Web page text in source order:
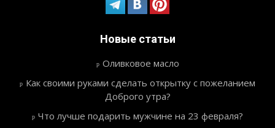
Новые статьи
Оливковое масло
Как своими руками сделать открытку с пожеланием
Доброго утра?
Что лучше подарить мужчине на 23 февраля?